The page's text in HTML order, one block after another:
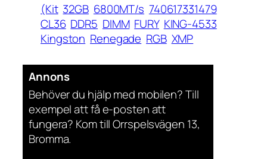
(Kit 32GB 6800MT/s 740617331479
CL36 DDR5 DIMM FURY KING-4533
Kingston Renegade RGB XMP
Annons
Behöver du hjälp med mobilen? Till
exempel att få e-posten att
fungera? Kom till Orrspelsvägen 13,
Bromma.